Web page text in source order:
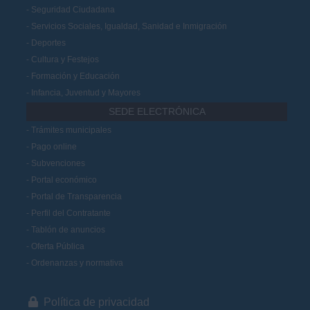
Seguridad Ciudadana
Servicios Sociales, Igualdad, Sanidad e Inmigración
Deportes
Cultura y Festejos
Formación y Educación
Infancia, Juventud y Mayores
SEDE ELECTRÓNICA
Trámites municipales
Pago online
Subvenciones
Portal económico
Portal de Transparencia
Perfil del Contratante
Tablón de anuncios
Oferta Pública
Ordenanzas y normativa
Política de privacidad